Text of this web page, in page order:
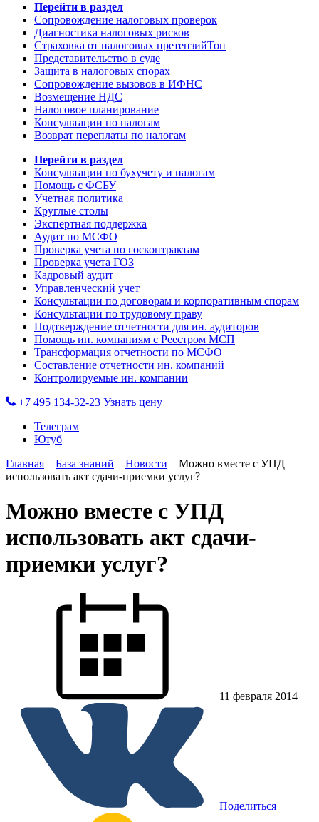
Перейти в раздел
Сопровождение налоговых проверок
Диагностика налоговых рисков
Страховка от налоговых претензийТоп
Представительство в суде
Защита в налоговых спорах
Сопровождение вызовов в ИФНС
Возмещение НДС
Налоговое планирование
Консультации по налогам
Возврат переплаты по налогам
Перейти в раздел
Консультации по бухучету и налогам
Помощь с ФСБУ
Учетная политика
Круглые столы
Экспертная поддержка
Аудит по МСФО
Проверка учета по госконтрактам
Проверка учета ГОЗ
Кадровый аудит
Управленческий учет
Консультации по договорам и корпоративным спорам
Консультации по трудовому праву
Подтверждение отчетности для ин. аудиторов
Помощь ин. компаниям с Реестром МСП
Трансформация отчетности по МСФО
Составление отчетности ин. компаний
Контролируемые ин. компании
+7 495 134-32-23 Узнать цену
Телеграм
Ютуб
Главная—База знаний—Новости—Можно вместе с УПД
использовать акт сдачи-приемки услуг?
Можно вместе с УПД
использовать акт сдачи-
приемки услуг?
11 февраля 2014
Поделиться